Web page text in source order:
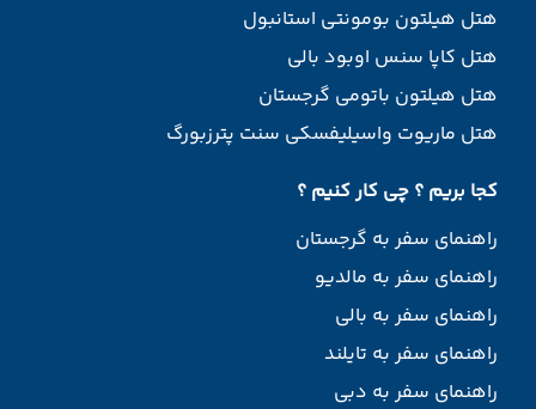
هتل هیلتون بومونتی استانبول
هتل کاپا سنس اوبود بالی
هتل هیلتون باتومی گرجستان
هتل ماریوت واسیلیفسکی سنت پترزبورگ
کجا بریم ؟ چی کار کنیم ؟
راهنمای سفر به گرجستان
راهنمای سفر به مالدیو
راهنمای سفر به بالی
راهنمای سفر به تایلند
راهنمای سفر به دبی